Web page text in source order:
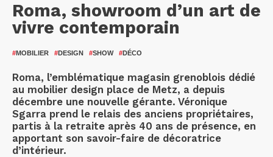
Roma, showroom d’un art de
vivre contemporain
#MOBILIER #DESIGN #SHOW #DÉCO
Roma, l’emblématique magasin grenoblois dédié
au mobilier design place de Metz, a depuis
décembre une nouvelle gérante. Véronique
Sgarra prend le relais des anciens propriétaires,
partis à la retraite après 40 ans de présence, en
apportant son savoir-faire de décoratrice
d’intérieur.